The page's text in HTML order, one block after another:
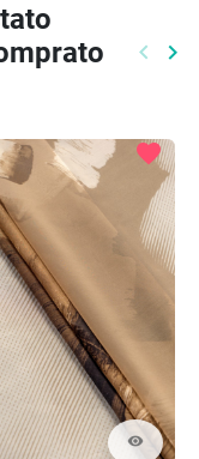
keyboard_arrow_left keyboard_arrow_right
visibility
favorite